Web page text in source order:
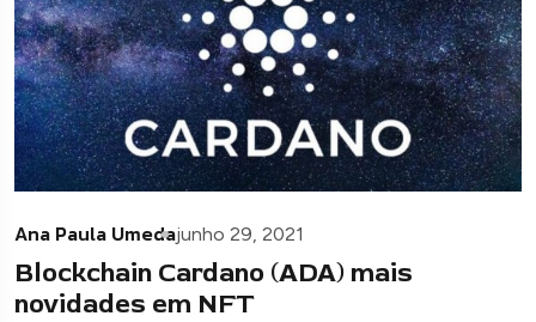
Ana Paula Umedajunho 29, 2021
Blockchain Cardano (ADA) mais
novidades em NFT